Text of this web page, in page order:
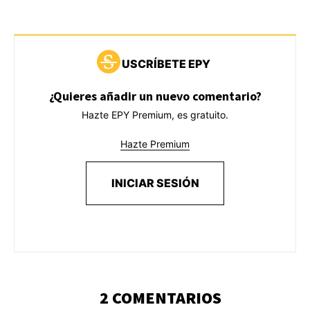
USCRÍBETE EPY
¿Quieres añadir un nuevo comentario?
Hazte EPY Premium, es gratuito.
Hazte Premium
INICIAR SESIÓN
2 COMENTARIOS